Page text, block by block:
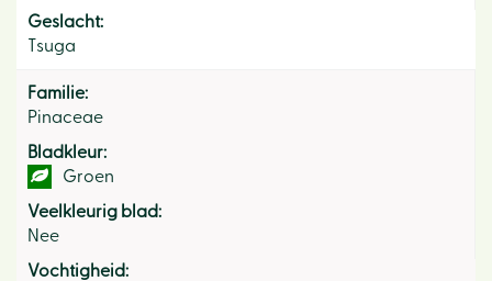
Geslacht:
Tsuga
Familie:
Pinaceae
Bladkleur:
Groen
Veelkleurig blad:
Nee
Vochtigheid: